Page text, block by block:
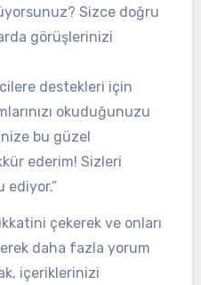
Sizce doğru
görüşlerinizi
destekleri için
okuduğunuzu
bu güzel
ederim! Sizleri
ediyor.”
çekerek ve onları
daha fazla yorum
içeriklerinizi